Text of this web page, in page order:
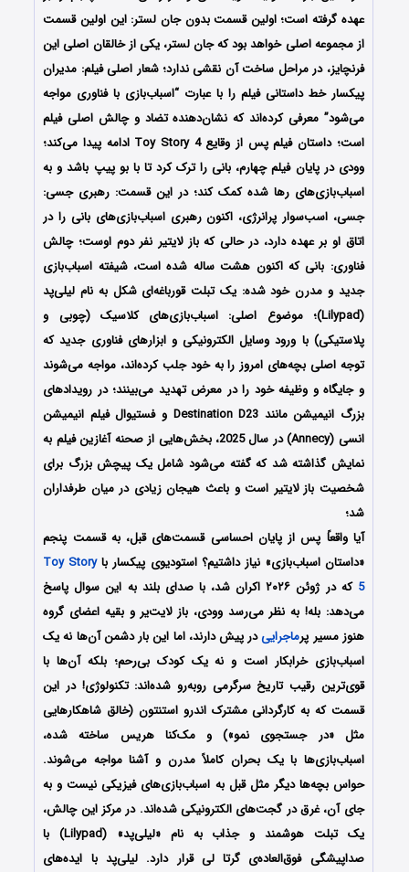
عهده گرفته است؛ اولین قسمت بدون جان لستر: این اولین قسمت
از مجموعه اصلی خواهد بود که جان لستر، یکی از خالقان اصلی این
فرنچایز، در مراحل ساخت آن نقشی ندارد؛ شعار اصلی فیلم: مدیران
پیکسار خط داستانی فیلم را با عبارت “اسباب‌بازی با فناوری مواجه
می‌شود” معرفی کرده‌اند که نشان‌دهنده تضاد و چالش اصلی فیلم
است؛ داستان فیلم پس از وقایع Toy Story 4 ادامه پیدا می‌کند؛
وودی در پایان فیلم چهارم، بانی را ترک کرد تا با بو پیپ باشد و به
اسباب‌بازی‌های رها شده کمک کند؛ در این قسمت: رهبری جسی:
جسی، اسب‌سوار پرانرژی، اکنون رهبری اسباب‌بازی‌های بانی را در
اتاق او بر عهده دارد، در حالی که باز لایتیر نفر دوم اوست؛ چالش
فناوری: بانی که اکنون هشت ساله شده است، شیفته اسباب‌بازی
جدید و مدرن خود شده: یک تبلت قورباغه‌ای شکل به نام لیلی‌پد
(Lilypad)؛ موضوع اصلی: اسباب‌بازی‌های کلاسیک (چوبی و
پلاستیکی) با ورود وسایل الکترونیکی و ابزارهای فناوری جدید که
توجه اصلی بچه‌های امروز را به خود جلب کرده‌اند، مواجه می‌شوند
و جایگاه و وظیفه خود را در معرض تهدید می‌بینند؛ در رویدادهای
بزرگ انیمیشن مانند Destination D23 و فستیوال فیلم انیمیشن
انسی (Annecy) در سال 2025، بخش‌هایی از صحنه آغازین فیلم به
نمایش گذاشته شد که گفته می‌شود شامل یک پیچش بزرگ برای
شخصیت باز لایتیر است و باعث هیجان زیادی در میان طرفداران
شد؛
آیا واقعاً پس از پایان احساسی قسمت‌های قبل، به قسمت پنجم
«داستان اسباب‌بازی» نیاز داشتیم؟ استودیوی پیکسار باToy Story
5
که در ژوئن ۲۰۲۶ اکران شد، با صدای بلند به این سوال پاسخ
می‌دهد: بله! به نظر می‌رسد وودی، باز لایت‌یر و بقیه اعضای گروه
هنوز مسیر پرماجراییدر پیش دارند، اما این بار دشمن آن‌ها نه یک
اسباب‌بازی خرابکار است و نه یک کودک بی‌رحم؛ بلکه آن‌ها با
قوی‌ترین رقیب تاریخ سرگرمی روبه‌رو شده‌اند: تکنولوژی! در این
قسمت که به کارگردانی مشترک اندرو استنتون (خالق شاهکارهایی
مثل «در جستجوی نمو») و مک‌کنا هریس ساخته شده،
اسباب‌بازی‌ها با یک بحران کاملاً مدرن و آشنا مواجه می‌شوند.
حواس بچه‌ها دیگر مثل قبل به اسباب‌بازی‌های فیزیکی نیست و به
جای آن، غرق در گجت‌های الکترونیکی شده‌اند. در مرکز این چالش،
یک تبلت هوشمند و جذاب به نام «لیلی‌پد» (Lilypad) با
صداپیشگی فوق‌العاده‌ی گرتا لی قرار دارد. لیلی‌پد با ایده‌های